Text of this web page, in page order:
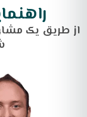
از طریق یک